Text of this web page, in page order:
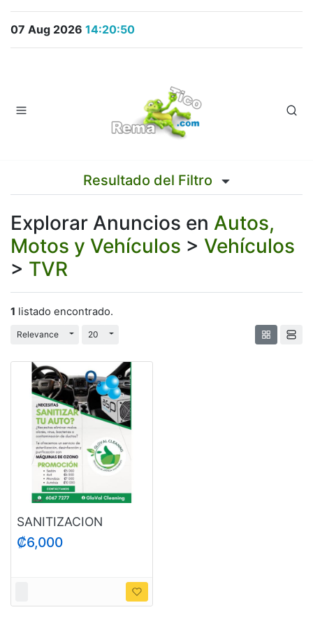
07 Aug 2026 14:20:50
Resultado del Filtro
Explorar Anuncios en Autos,
Motos y Vehículos > Vehículos
> TVR
1 listado encontrado.
Relevance Cambiar desplegable
20 Cambiar desplegable
SANITIZACION
VEHICULOS
₡6,000